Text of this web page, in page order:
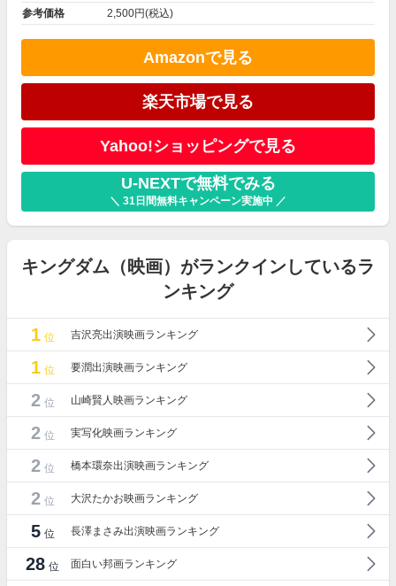
参考価格
2,500円(税込)
Amazonで見る
楽天市場で見る
Yahoo!ショッピングで見る
U-NEXTで無料でみる
＼ 31日間無料キャンペーン実施中 ／
キングダム（映画）がランクインしているラ
ンキング
1 位 吉沢亮出演映画ランキング
1 位 要潤出演映画ランキング
2 位 山崎賢人映画ランキング
2 位 実写化映画ランキング
2 位 橋本環奈出演映画ランキング
2 位 大沢たかお映画ランキング
5 位 長澤まさみ出演映画ランキング
28 位 面白い邦画ランキング